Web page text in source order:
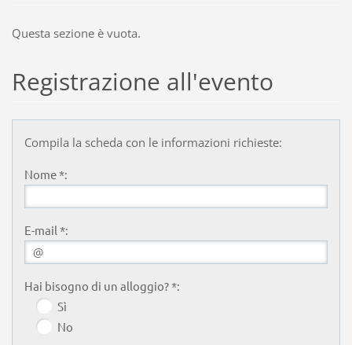
Questa sezione è vuota.
Registrazione all'evento
Compila la scheda con le informazioni richieste:
Nome *:
E-mail *:
Hai bisogno di un alloggio? *:
Sì
No